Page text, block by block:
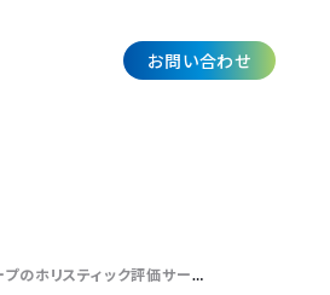
お問い合わせ
ホリスティック評価サービスに、